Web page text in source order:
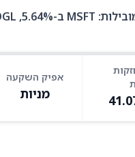
אפיק השקעה
מניות